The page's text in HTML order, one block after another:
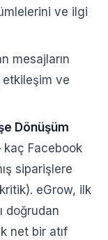
ve ilgi
mesajların
etkileşim ve
Dönüşüm
kaç Facebook
siparişlere
eGrow, ilk
doğrudan
net bir atıf